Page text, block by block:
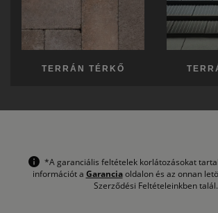
TERRÁN TÉRKŐ
*A garanciális feltételek korlátozásokat
információt a Garanciaoldalon és az onnan
Szerződési Feltételeinkben talál.